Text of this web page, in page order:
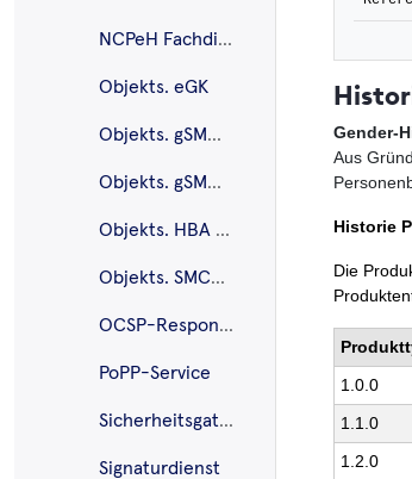
NCPeH Fachdienst
Objekts. eGK
Objekts. gSMC-K
Objekts. gSMC-KT
Objekts. HBA G2.1
Objekts. SMC-B G2.1
OCSP-Responder-Proxy
PoPP-Service
Sicherheitsgateway Bestandsnetze
Signaturdienst
Gender-
Aus
Historie
Die
1.0.0
1.1.0
1.2.0